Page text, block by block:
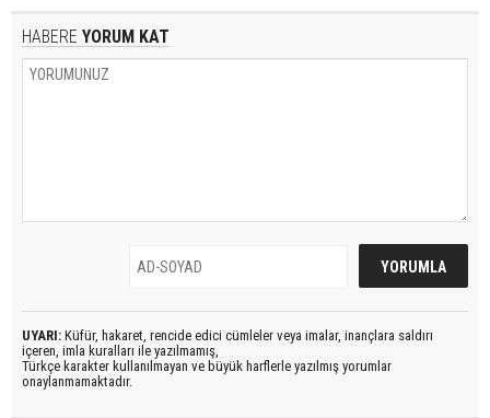
HABERE YORUM KAT
UYARI: Küfür, hakaret, rencide edici cümleler veya imalar, inançlara saldırı
içeren, imla kuralları ile yazılmamış,
Türkçe karakter kullanılmayan ve büyük harflerle yazılmış yorumlar
onaylanmamaktadır.